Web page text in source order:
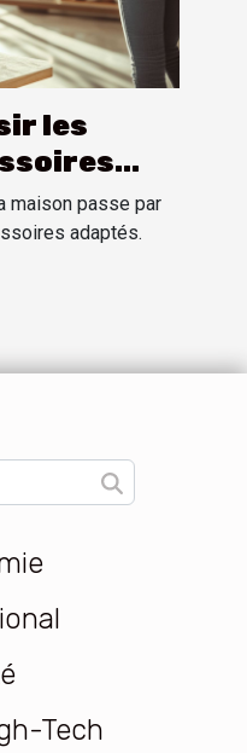
les
de la
maison passe par
adaptés.
Tech